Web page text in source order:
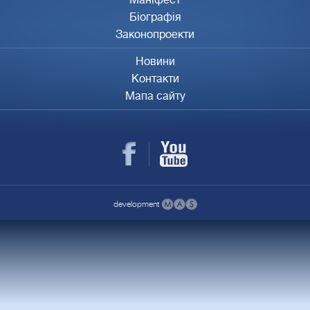
Біографія
Законопроекти
Новини
Контакти
Мапа сайту
development